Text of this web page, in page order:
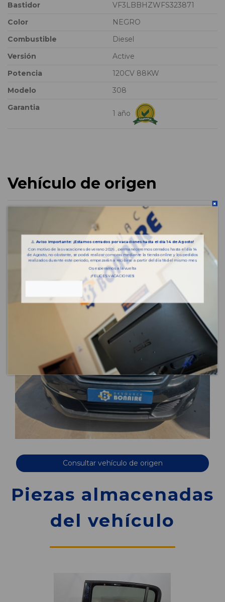
Bastidor
VF3LBBHZWFS323871
Color
NEGRO
Combustible
Diesel
Versión
Active
Potencia
120CV 88KW
Modelo
308
Garantia
1 año
Vehículo de origen
Consultar vehículo de origen
Piezas almacenadas
del vehículo
⚠️ Aviso importante: ¡Estamos cerrados por vacaciones hasta el día 14 de Agosto!
Con motivo de las vacaciones de verano 2026 , permaneceremos cerrados hasta el día 14
de Agosto, no obstante, se podrá realizar compras mediante la tienda online y los pedidos
realizados durante este periodo, empezarán a recibirse a partir del día 18 del mismo mes.
Os esperamos a la vuelta
¡FELICES VACACIONES!